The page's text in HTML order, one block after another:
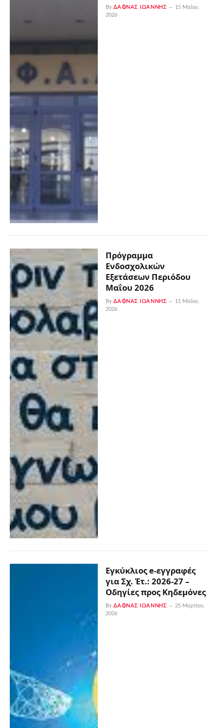
By ΔΑΦΝΆΣ ΙΩΆΝΝΗΣ
15 Μαΐου,
2026
Πρόγραμμα
Ενδοσχολικών
Εξετάσεων Περιόδου
Μαΐου 2026
By ΔΑΦΝΆΣ ΙΩΆΝΝΗΣ
11 Μαΐου,
2026
Εγκύκλιος e-εγγραφές
για Σχ. Έτ.: 2026-27 –
Oδηγίες προς Kηδεμόνες
By ΔΑΦΝΆΣ ΙΩΆΝΝΗΣ
25 Μαρτίου,
2026